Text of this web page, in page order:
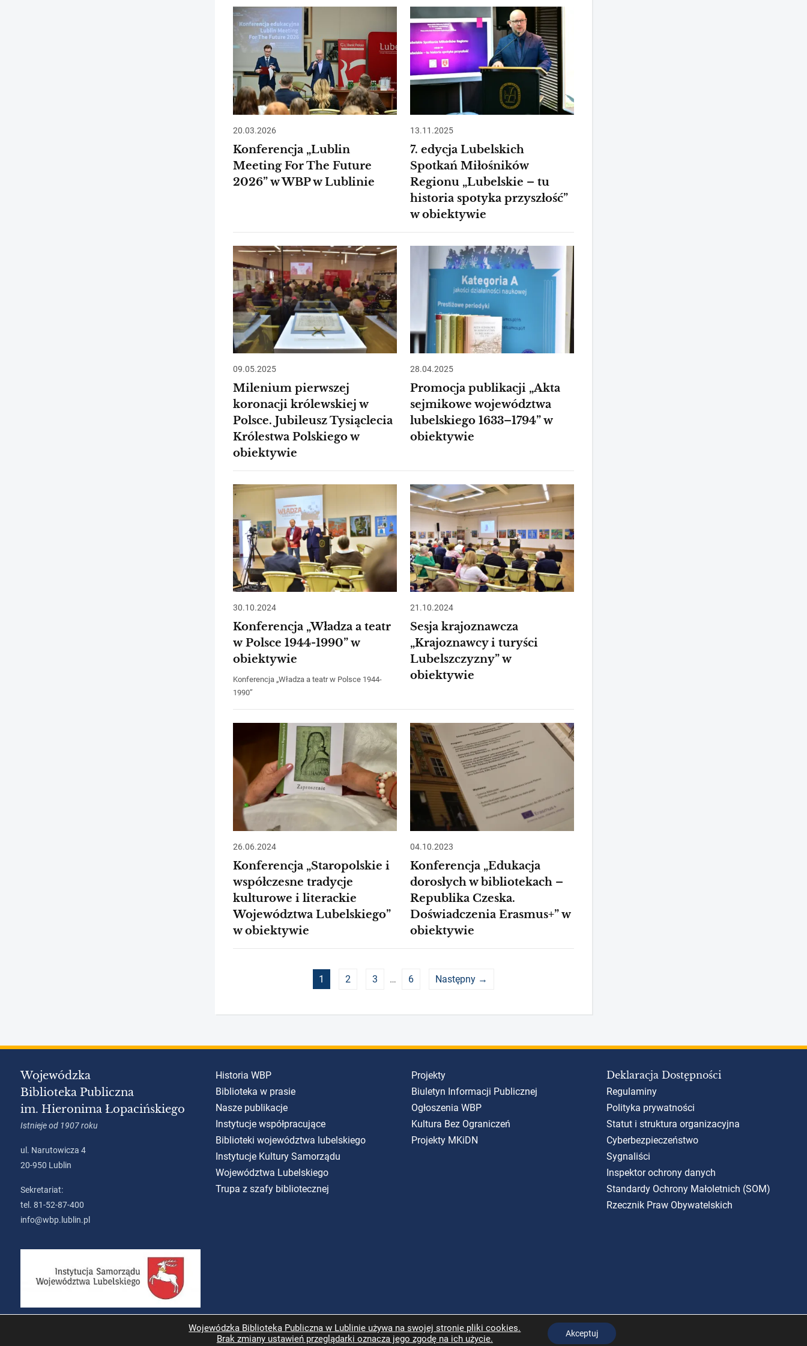
20.03.2026
Konferencja „Lublin
Meeting For The Future
2026” w WBP w Lublinie
13.11.2025
7. edycja Lubelskich
Spotkań Miłośników
Regionu „Lubelskie – tu
historia spotyka przyszłość”
w obiektywie
09.05.2025
Milenium pierwszej
koronacji królewskiej w
Polsce. Jubileusz Tysiąclecia
Królestwa Polskiego w
obiektywie
28.04.2025
Promocja publikacji „Akta
sejmikowe województwa
lubelskiego 1633–1794” w
obiektywie
30.10.2024
Konferencja „Władza a teatr
w Polsce 1944-1990” w
obiektywie
Konferencja „Władza a teatr w Polsce 1944-
1990”
21.10.2024
Sesja krajoznawcza
„Krajoznawcy i turyści
Lubelszczyzny” w
obiektywie
26.06.2024
Konferencja „Staropolskie i
współczesne tradycje
kulturowe i literackie
Województwa Lubelskiego”
w obiektywie
04.10.2023
Konferencja „Edukacja
dorosłych w bibliotekach –
Republika Czeska.
Doświadczenia Erasmus+” w
obiektywie
1 2 3 … 6 Następny →
Wojewódzka
Biblioteka Publiczna
im. Hieronima Łopacińskiego
Istnieje od 1907 roku
ul. Narutowicza 4
20-950 Lublin
Sekretariat:
tel. 81-52-87-400
info@wbp.lublin.pl
Historia WBP
Biblioteka w prasie
Nasze publikacje
Instytucje współpracujące
Biblioteki województwa lubelskiego
Instytucje Kultury Samorządu
Województwa Lubelskiego
Trupa z szafy bibliotecznej
Projekty
Biuletyn Informacji Publicznej
Ogłoszenia WBP
Kultura Bez Ograniczeń
Projekty MKiDN
Deklaracja Dostępności
Regulaminy
Polityka prywatności
Statut i struktura organizacyjna
Cyberbezpieczeństwo
Sygnaliści
Inspektor ochrony danych
Standardy Ochrony Małoletnich (SOM)
Rzecznik Praw Obywatelskich
Wojewódzka Biblioteka Publiczna w Lublinie używa na swojej stronie pliki cookies.
Brak zmiany ustawień przeglądarki oznacza jego zgodę na ich użycie.
Akceptuj